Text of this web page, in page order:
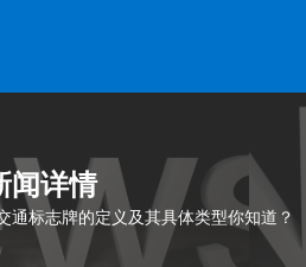
有限公司官网
、企事业单位、景区等基础建设
线： 18066033339
闻详情
通标志牌的定义及其具体类型你知道？